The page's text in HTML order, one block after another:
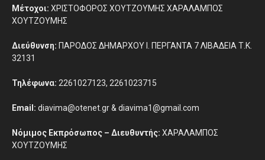
Μέτοχοι: ΧΡΙΣΤΟΦΟΡΟΣ ΧΟΥΤΖΟΥΜΗΣ ΧΑΡΑΛΑΜΠΟΣ
ΧΟΥΤΖΟΥΜΗΣ
Διεύθυνση: ΠΑΡΟΔΟΣ ΔΗΜΑΡΧΟΥ Ι. ΠΕΡΓΑΝΤΑ 7 ΛΙΒΑΔΕΙΑ Τ.Κ.
32131
Τηλέφωνα: 2261027123, 2261023715
Email: diavima@otenet.gr & diavima1@gmail.com
Νόμιμος Εκπρόσωπος – Διευθυντής: ΧΑΡΑΛΑΜΠΟΣ
ΧΟΥΤΖΟΥΜΗΣ